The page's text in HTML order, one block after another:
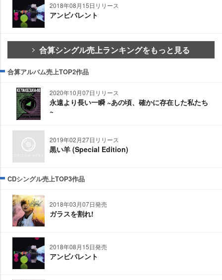
2018年08月15日リリース
アンビバレント
合算シングル売上ランキングをもっと見る
合算アルバム売上TOP2作品
2020年10月07日リリース
永遠より長い一瞬 ~あの頃、確かに存在した私たち
~
2019年02月27日リリース
黒い羊 (Special Edition)
CDシングル売上TOP3作品
2018年03月07日発売
ガラスを割れ!
2018年08月15日発売
アンビバレント